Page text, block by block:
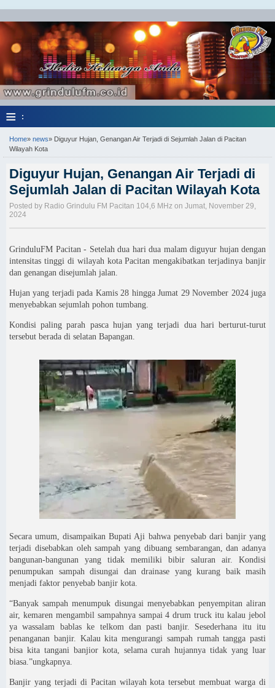
≡ :
Home» news» Diguyur Hujan, Genangan Air Terjadi di Sejumlah Jalan di Pacitan
Wilayah Kota
Diguyur Hujan, Genangan Air Terjadi di
Sejumlah Jalan di Pacitan Wilayah Kota
Posted by Radio Grindulu FM Pacitan 104,6 MHz on Jumat, November 29,
2024
GrinduluFM Pacitan - Setelah dua hari dua malam diguyur hujan dengan
intensitas tinggi di wilayah kota Pacitan mengakibatkan terjadinya banjir
dan genangan disejumlah jalan.
Hujan yang terjadi pada Kamis 28 hingga Jumat 29 November 2024 juga
menyebabkan sejumlah pohon tumbang.
Kondisi paling parah pasca hujan yang terjadi dua hari berturut-turut
tersebut berada di selatan Bapangan.
Secara umum, disampaikan Bupati Aji bahwa penyebab dari banjir yang
terjadi disebabkan oleh sampah yang dibuang sembarangan, dan adanya
bangunan-bangunan yang tidak memiliki bibir saluran air. Kondisi
penumpukan sampah disungai dan drainase yang kurang baik masih
menjadi faktor penyebab banjir kota.
“Banyak sampah menumpuk disungai menyebabkan penyempitan aliran
air, kemaren mengambil sampahnya sampai 4 drum truck itu kalau jebol
ya wassalam bablas ke telkom dan pasti banjir. Sesederhana itu itu
penanganan banjir. Kalau kita mengurangi sampah rumah tangga pasti
bisa kita tangani banjior kota, selama curah hujannya tidak yang luar
biasa.”ungkapnya.
Banjir yang terjadi di Pacitan wilayah kota tersebut membuat warga di